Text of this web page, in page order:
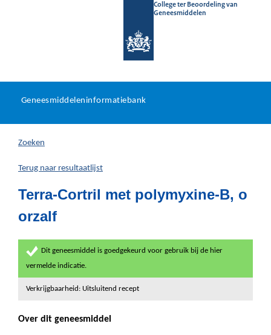
College ter Beoordeling van
Geneesmiddelen
U
hier:
Geneesmiddeleninformatiebank
Zoeken
Terug naar resultaatlijst
Terra-Cortril met polymyxine-B, o
orzalf
Dit geneesmiddel is goedgekeurd voor gebruik bij de hier
vermelde indicatie.
Verkrijgbaarheid: Uitsluitend recept
Over dit geneesmiddel